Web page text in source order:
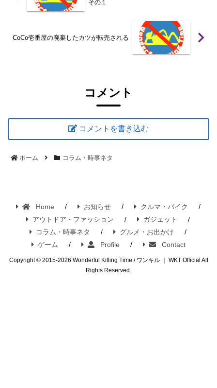
その１
CoCo壱番屋の廃棄したカツが転売される
コメント
コメントを書き込む
ホーム コラム・時事ネタ
Home お知らせ
クルマ・バイク
アウトドア・ファッション
ガジェット
コラム・時事ネタ
グルメ・お出かけ
ゲーム
Profile Contact
Copyright © 2015-2026 Wonderful Killing Time / ワンキル ｜ WKT Official All
Rights Reserved.